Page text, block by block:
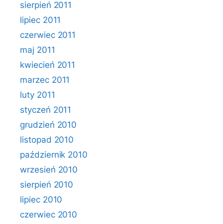
sierpień 2011
lipiec 2011
czerwiec 2011
maj 2011
kwiecień 2011
marzec 2011
luty 2011
styczeń 2011
grudzień 2010
listopad 2010
październik 2010
wrzesień 2010
sierpień 2010
lipiec 2010
czerwiec 2010